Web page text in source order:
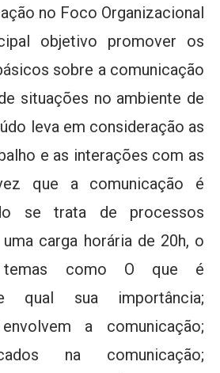
no Foco Organizacional
objetivo promover os
sobre a comunicação
situações no ambiente de
leva em consideração as
e as interações com as
que a comunicação é
se trata de processos
carga horária de 20h, o
temas como O que é
qual sua importância;
a comunicação;
na comunicação;